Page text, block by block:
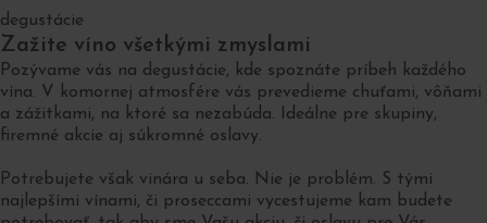
degustácie
Zažite víno všetkými zmyslami
Pozývame vás na degustácie, kde spoznáte príbeh každého
vína. V komornej atmosfére vás prevedieme chuťami, vôňami
a zážitkami, na ktoré sa nezabúda. Ideálne pre skupiny,
firemné akcie aj súkromné oslavy.
Potrebujete však vinára u seba. Nie je problém. S tými
najlepšími vínami, či proseccami vycestujeme kam budete